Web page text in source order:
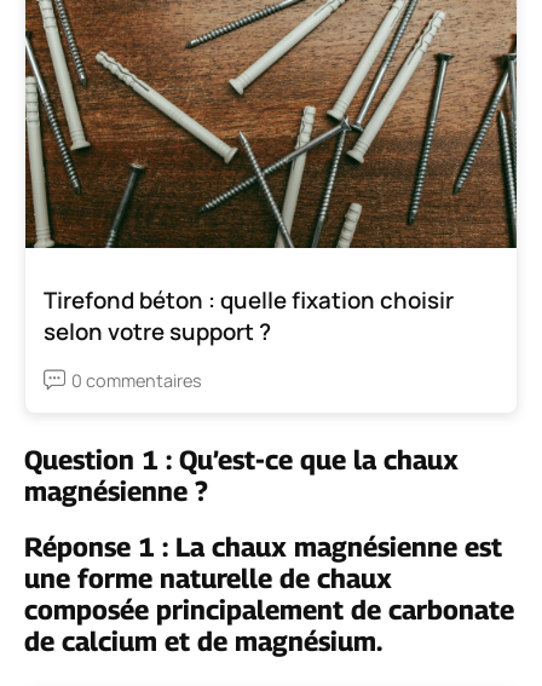
Tirefond béton : quelle fixation choisir
selon votre support ?
0 commentaires
Question 1 : Qu’est-ce que la chaux
magnésienne ?
Réponse 1 : La chaux magnésienne est
une forme naturelle de chaux
composée principalement de carbonate
de calcium et de magnésium.